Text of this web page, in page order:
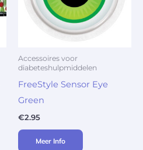
Accessoires voor
diabeteshulpmiddelen
FreeStyle Sensor Eye
Green
€2.95
Meer Info